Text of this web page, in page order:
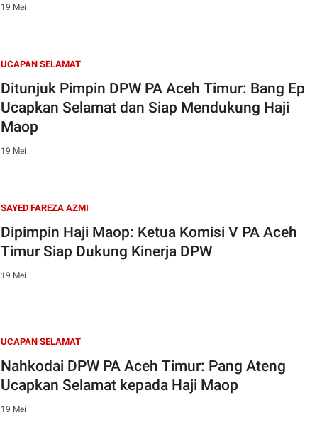
19 Mei
UCAPAN SELAMAT
Ditunjuk Pimpin DPW PA Aceh Timur: Bang Ep
Ucapkan Selamat dan Siap Mendukung Haji
Maop
19 Mei
SAYED FAREZA AZMI
Dipimpin Haji Maop: Ketua Komisi V PA Aceh
Timur Siap Dukung Kinerja DPW
19 Mei
UCAPAN SELAMAT
Nahkodai DPW PA Aceh Timur: Pang Ateng
Ucapkan Selamat kepada Haji Maop
19 Mei